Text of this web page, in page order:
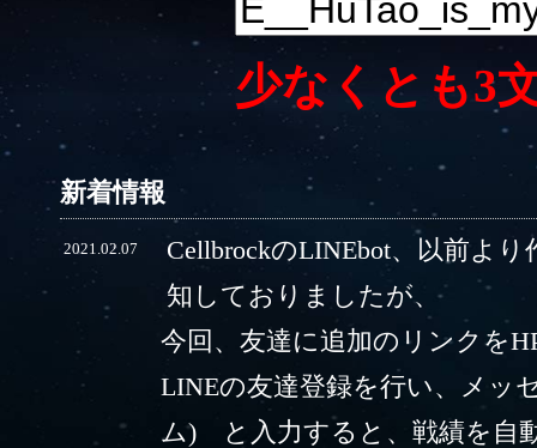
少なくとも3
新着情報
2021.02.07
CellbrockのLINEbot、以前よ
知しておりましたが、
今回、友達に追加のリンクを
LINEの友達登録を行い、メ
ム) と入力すると、戦績を自